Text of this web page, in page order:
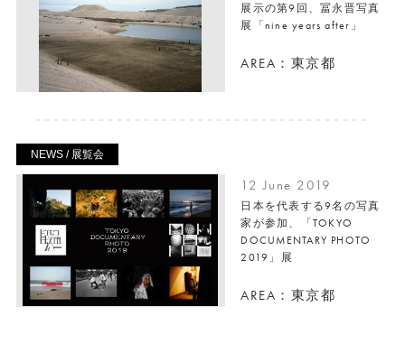
展示の第9回、冨永晋写真
展「nine years after」
AREA：東京都
NEWS / 展覧会
12 June 2019
日本を代表する9名の写真
家が参加、「TOKYO
DOCUMENTARY PHOTO
2019」展
AREA：東京都